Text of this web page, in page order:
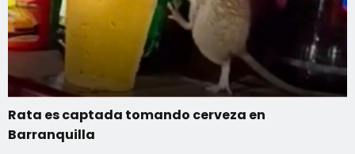
Rata es captada tomando cerveza en
Barranquilla